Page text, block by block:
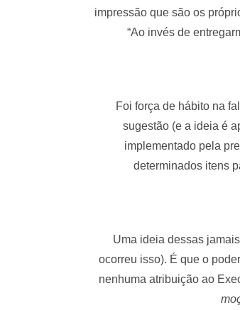
impressão que são os
“Ao invés de
Foi força de hábito na
sugestão (e a ideia é
implementado pela
determinados itens
Uma ideia dessas
ocorreu isso). É que o
nenhuma atribuição ao